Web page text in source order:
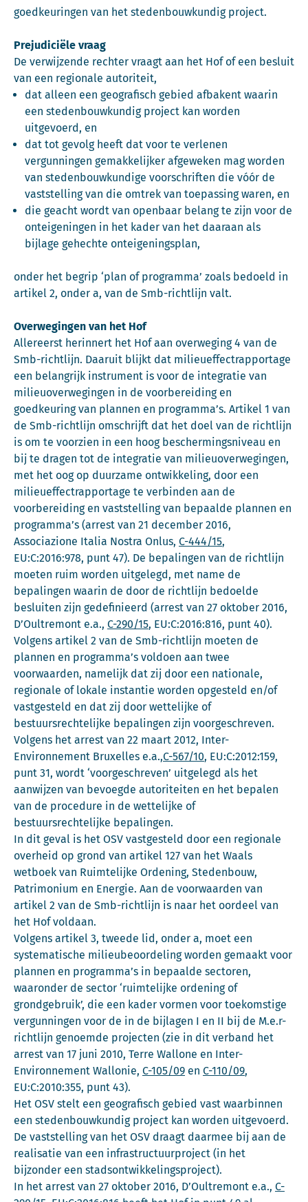
goedkeuringen van het stedenbouwkundig project.
Prejudiciële vraag
De verwijzende rechter vraagt aan het Hof of een besluit
van een regionale autoriteit,
dat alleen een geografisch gebied afbakent waarin
een stedenbouwkundig project kan worden
uitgevoerd, en
dat tot gevolg heeft dat voor te verlenen
vergunningen gemakkelijker afgeweken mag worden
van stedenbouwkundige voorschriften die vóór de
vaststelling van die omtrek van toepassing waren, en
die geacht wordt van openbaar belang te zijn voor de
onteigeningen in het kader van het daaraan als
bijlage gehechte onteigeningsplan,
onder het begrip ‘plan of programma’ zoals bedoeld in
artikel 2, onder a, van de Smb-richtlijn valt.
Overwegingen van het Hof
Allereerst herinnert het Hof aan overweging 4 van de
Smb-richtlijn. Daaruit blijkt dat milieueffectrapportage
een belangrijk instrument is voor de integratie van
milieuoverwegingen in de voorbereiding en
goedkeuring van plannen en programma’s. Artikel 1 van
de Smb-richtlijn omschrijft dat het doel van de richtlijn
is om te voorzien in een hoog beschermingsniveau en
bij te dragen tot de integratie van milieuoverwegingen,
met het oog op duurzame ontwikkeling, door een
milieueffectrapportage te verbinden aan de
voorbereiding en vaststelling van bepaalde plannen en
programma’s (arrest van 21 december 2016,
Associazione Italia Nostra Onlus, C-444/15,
EU:C:2016:978, punt 47). De bepalingen van de richtlijn
moeten ruim worden uitgelegd, met name de
bepalingen waarin de door de richtlijn bedoelde
besluiten zijn gedefinieerd (arrest van 27 oktober 2016,
D’Oultremont e.a., C-290/15, EU:C:2016:816, punt 40).
Volgens artikel 2 van de Smb-richtlijn moeten de
plannen en programma’s voldoen aan twee
voorwaarden, namelijk dat zij door een nationale,
regionale of lokale instantie worden opgesteld en/of
vastgesteld en dat zij door wettelijke of
bestuursrechtelijke bepalingen zijn voorgeschreven.
Volgens het arrest van 22 maart 2012, Inter-
Environnement Bruxelles e.a.,C-567/10, EU:C:2012:159,
punt 31, wordt ‘voorgeschreven’ uitgelegd als het
aanwijzen van bevoegde autoriteiten en het bepalen
van de procedure in de wettelijke of
bestuursrechtelijke bepalingen.
In dit geval is het OSV vastgesteld door een regionale
overheid op grond van artikel 127 van het Waals
wetboek van Ruimtelijke Ordening, Stedenbouw,
Patrimonium en Energie. Aan de voorwaarden van
artikel 2 van de Smb-richtlijn is naar het oordeel van
het Hof voldaan.
Volgens artikel 3, tweede lid, onder a, moet een
systematische milieubeoordeling worden gemaakt voor
plannen en programma’s in bepaalde sectoren,
waaronder de sector ‘ruimtelijke ordening of
grondgebruik’, die een kader vormen voor toekomstige
vergunningen voor de in de bijlagen I en II bij de M.e.r-
richtlijn genoemde projecten (zie in dit verband het
arrest van 17 juni 2010, Terre Wallone en Inter-
Environnement Wallonie, C-105/09 en C-110/09,
EU:C:2010:355, punt 43).
Het OSV stelt een geografisch gebied vast waarbinnen
een stedenbouwkundig project kan worden uitgevoerd.
De vaststelling van het OSV draagt daarmee bij aan de
realisatie van een infrastructuurproject (in het
bijzonder een stadsontwikkelingsproject).
In het arrest van 27 oktober 2016, D’Oultremont e.a., C-